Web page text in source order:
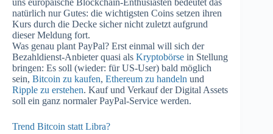
uns europäische Blockchain-Enthusiasten bedeutet das
natürlich nur Gutes: die wichtigsten Coins setzen ihren
Kurs durch die Decke sicher nicht zuletzt aufgrund
dieser Meldung fort.
Was genau plant PayPal? Erst einmal will sich der
Bezahldienst-Anbieter quasi als Kryptobörse in Stellung
bringen: Es soll (wieder: für US-User) bald möglich
sein, Bitcoin zu kaufen, Ethereum zu handeln und
Ripple zu erstehen. Kauf und Verkauf der Digital Assets
soll ein ganz normaler PayPal-Service werden.
Trend Bitcoin statt Libra?